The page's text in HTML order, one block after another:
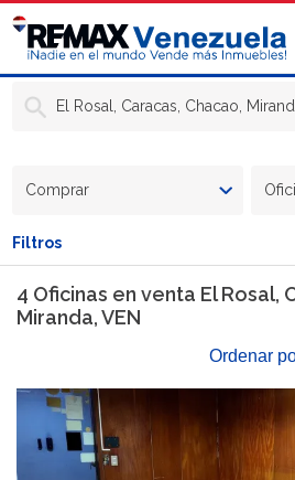
El Rosal, Caracas, Chacao,
Comprar
Filtros
4 Oficinas en venta El Rosal,
Miranda, VEN
Ordenar